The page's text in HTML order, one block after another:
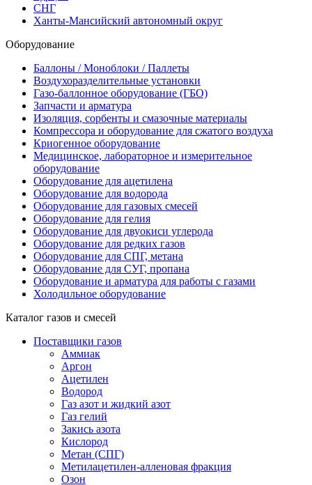
СНГ
Ханты-Мансийский автономный округ
Оборудование
Баллоны / Моноблоки / Паллеты
Воздухоразделительные установки
Газо-баллонное оборудование (ГБО)
Запчасти и арматура
Изоляция, сорбенты и смазочные материалы
Компрессора и оборудование для сжатого воздуха
Криогенное оборудование
Медицинское, лабораторное и измерительное
оборудование
Оборудование для ацетилена
Оборудование для водорода
Оборудование для газовых смесей
Оборудование для гелия
Оборудование для двуокиси углерода
Оборудование для редких газов
Оборудование для СПГ, метана
Оборудование для СУГ, пропана
Оборудование и арматура для работы с газами
Холодильное оборудование
Каталог газов и смесей
Поставщики газов
Аммиак
Аргон
Ацетилен
Водород
Газ азот и жидкий азот
Газ гелий
Закись азота
Кислород
Метан (СПГ)
Метилацетилен-алленовая фракция
Озон